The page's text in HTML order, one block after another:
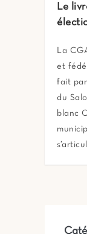
Le
La
et
fait
du
blanc